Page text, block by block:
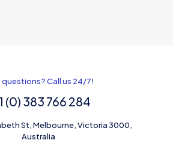
Call us 24/7!
(0) 383 766 284
St, Melbourne, Victoria 3000,
Australia